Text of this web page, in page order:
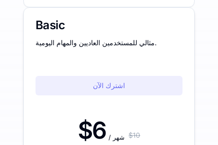
Basic
مثالي للمستخدمين العاديين والمهام اليومية.
اشترك الآن
$6 / شهر $10